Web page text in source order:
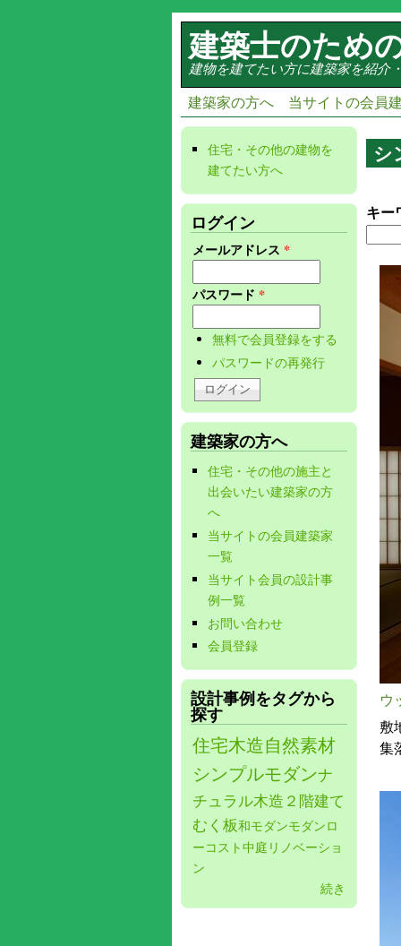
建築士のため
建物を建てたい方に建築家を紹介
建築家の方へ 当サイトの会員
シ
キー
ウ
敷
集
住宅・その他の建物を
建てたい方へ
external)
ログイン
メールアドレス *
パスワード *
無料で会員登録をする
パスワードの再発行
建築家の方へ
住宅・その他の施主と
出会いたい建築家の方
へ
当サイトの会員建築家
一覧
当サイト会員の設計事
例一覧
お問い合わせ
会員登録
設計事例をタグから
探す
住宅木造自然素材
シンプルモダンナ
チュラル木造２階建て
むく板和モダンモダンロ
ーコスト中庭 リノベーショ
ン
続き